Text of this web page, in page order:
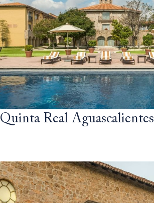
Quinta Real Aguascalientes